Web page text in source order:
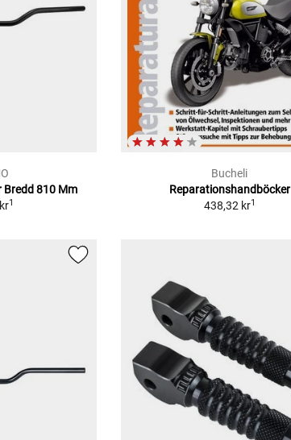
Bredd 810 Mm
1
Bucheli
Reparationshandböcker
438,32 kr1